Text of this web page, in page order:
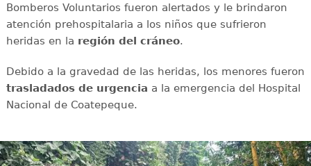
Bomberos Voluntarios fueron alertados y le brindaron
atención prehospitalaria a los niños que sufrieron
heridas en la región del cráneo.
Debido a la gravedad de las heridas, los menores fueron
trasladados de urgencia a la emergencia del Hospital
Nacional de Coatepeque.